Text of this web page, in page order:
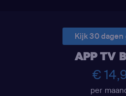
Kijk 30
APP TV
€
per